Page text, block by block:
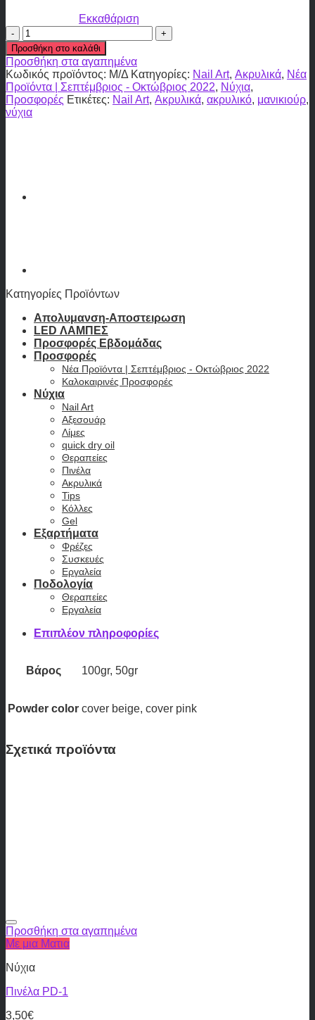
Εκκαθάριση
Ακρυλική
σκόνη
ποσότητα
Προσθήκη στο καλάθι
Προσθήκη στα αγαπημένα
Κωδικός προϊόντος: Μ/Δ Κατηγορίες: Nail Art, Ακρυλικά, Νέα
Προϊόντα | Σεπτέμβριος - Οκτώβριος 2022, Νύχια,
Προσφορές Ετικέτες: Nail Art, Ακρυλικά, ακρυλικό, μανικιούρ,
νύχια
Κατηγορίες Προϊόντων
Απολυμανση-Αποστειρωση
LED ΛΑΜΠΕΣ
Προσφορές Εβδομάδας
Προσφορές
Νέα Προϊόντα | Σεπτέμβριος - Οκτώβριος 2022
Καλοκαιρινές Προσφορές
Νύχια
Nail Art
Αξεσουάρ
Λίμες
quick dry oil
Θεραπείες
Πινέλα
Ακρυλικά
Tips
Κόλλες
Gel
Εξαρτήματα
Φρέζες
Συσκευές
Εργαλεία
Ποδολογία
Θεραπείες
Εργαλεία
Επιπλέον πληροφορίες
Βάρος 100gr, 50gr
Powder color cover beige, cover pink
Σχετικά προϊόντα
Προσθήκη στα αγαπημένα
Με μια Ματια
Νύχια
Πινέλα PD-1
3,50€